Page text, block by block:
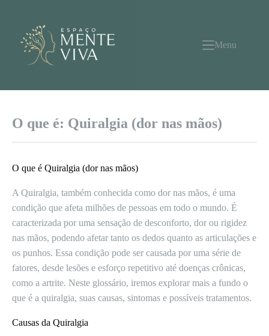
conteúdo
Menu
O que é: Quiralgia (dor nas mãos)
O que é Quiralgia (dor nas mãos)
A Quiralgia, também conhecida como dor nas mãos, é uma
condição que afeta milhões de pessoas em todo o mundo. É
caracterizada por uma sensação de desconforto, dor ou rigidez
nas mãos, podendo afetar tanto os dedos quanto as articulações e
os punhos. Essa condição pode ser causada por uma série de
fatores, desde lesões e esforço repetitivo até doenças crônicas,
como a artrite. Neste glossário, iremos explorar mais a fundo o
que é a quiralgia, suas causas, sintomas e possíveis tratamentos.
Causas da Quiralgia